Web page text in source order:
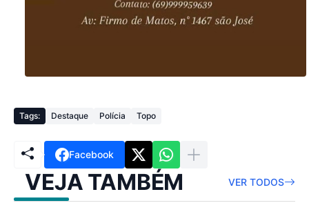
Tags: Destaque Polícia Topo
Facebook
VEJA TAMBÉM VER TODOS